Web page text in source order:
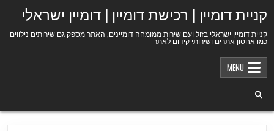
קניית דומיין | רכישת דומיין | דומיין ישראלי
קניית דומיין ישראלי בזול ועם שירות ממומחה דומיינים, האתר מספק גם שירותים נילווים
כמו אחסון אתרים ושירותי קידום לאתר
MENU